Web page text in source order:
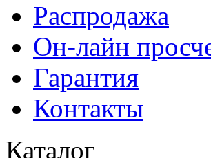
Распродажа
Он-лайн
Гарантия
Контакты
Каталог